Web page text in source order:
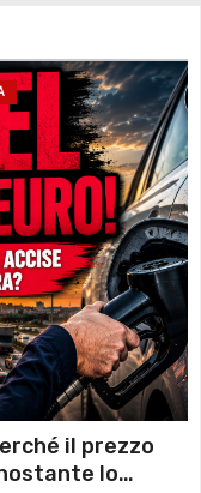
il prezzo
lo